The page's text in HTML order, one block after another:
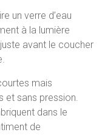
un verre d’eau
à la lumière
avant le coucher
mais
et sans pression.
dans le
de